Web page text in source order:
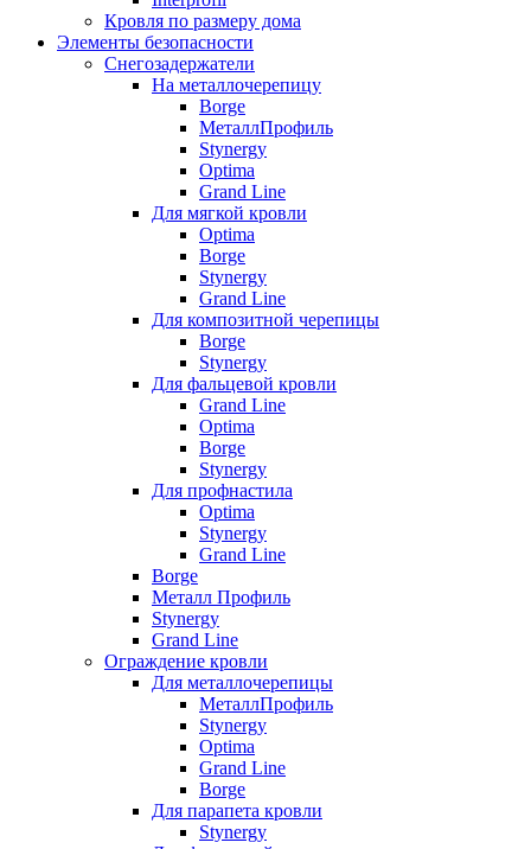
Кровля по размеру дома
Элементы безопасности
Снегозадержатели
На металлочерепицу
Borge
МеталлПрофиль
Stynergy
Optima
Grand Line
Для мягкой кровли
Optima
Borge
Stynergy
Grand Line
Для композитной черепицы
Borge
Stynergy
Для фальцевой кровли
Grand Line
Optima
Borge
Stynergy
Для профнастила
Optima
Stynergy
Grand Line
Borge
Металл Профиль
Stynergy
Grand Line
Ограждение кровли
Для металлочерепицы
МеталлПрофиль
Stynergy
Optima
Grand Line
Borge
Для парапета кровли
Stynergy